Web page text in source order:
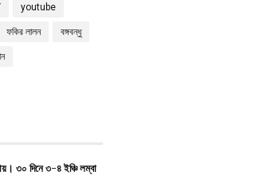
youtube
ফকির লালন বঙ্গবন্ধু
৩০ দিনে ৩-৪ ইঞ্চি লম্বা